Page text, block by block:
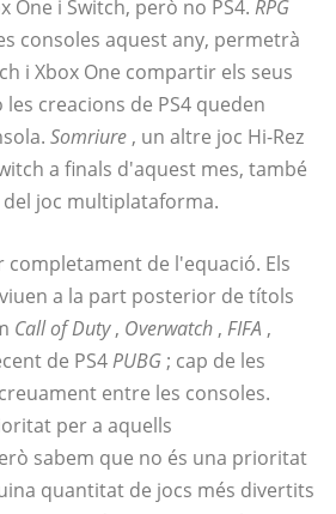
One i Switch, però no PS4. RPG
consoles aquest any, permetrà
i Xbox One compartir els seus
creacions de PS4 queden
Somriure , un altre joc Hi-Rez
a finals d'aquest mes, també
del joc multiplataforma.
de l'equació. Els
a la part posterior de títols
Call of Duty, Overwatch , FIFA ,
de PS4PUBG ; cap de les
entre les consoles.
per a aquells
sabem que no és una prioritat
quantitat de jocs més divertits